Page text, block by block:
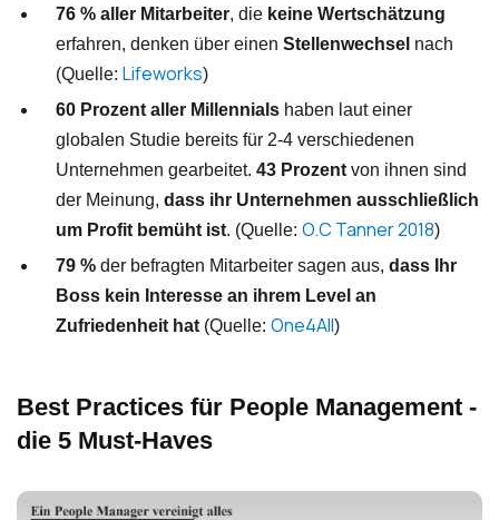
76 % aller Mitarbeiter, die keine Wertschätzung
erfahren, denken über einen Stellenwechsel nach
(Quelle: Lifeworks)
60 Prozent aller Millennials haben laut einer
globalen Studie bereits für 2-4 verschiedenen
Unternehmen gearbeitet. 43 Prozent von ihnen sind
der Meinung, dass ihr Unternehmen ausschließlich
um Profit bemüht ist. (Quelle: O.C Tanner 2018)
79 % der befragten Mitarbeiter sagen aus, dass Ihr
Boss kein Interesse an ihrem Level an
Zufriedenheit hat (Quelle: One4All)
Best Practices für People Management -
die 5 Must-Haves